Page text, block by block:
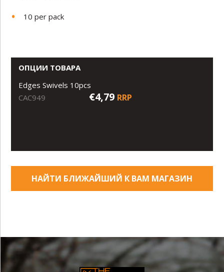
10 per pack
ОПЦИИ ТОВАРА
Edges Swivels 10pcs
CAC949
€4,79 RRP
НАЙТИ БЛИЖАЙШИЙ К ВАМ МАГАЗИН